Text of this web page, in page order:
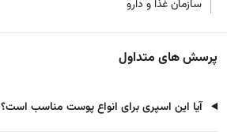
سازمان غذا و دارو
پرسش های متداول
آیا این اسپری برای انواع پوست مناسب است؟